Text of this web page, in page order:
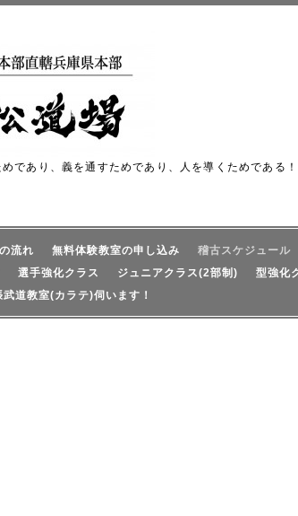
であり、義を通すためであり、人を導くためである
流れ 無料体験教室の申し込み 稽古スケジュール
選手強化クラス ジュニアクラス(2部制) 型強化
武道教室(カラテ)伺います！